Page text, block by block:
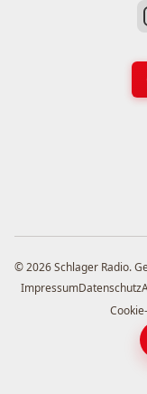
© 2026 Schlager Radio.
ImpressumDatenschutz